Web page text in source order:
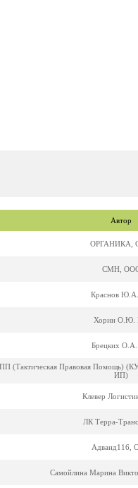
Автор
ОРГАНИКА,
СМН,
Краснов
Хорин О.Ю.
Брецких
(Тактическая Правовая
ИП)
Клевер
ЛК Терра-
Адванд116,
Самойлина Марина